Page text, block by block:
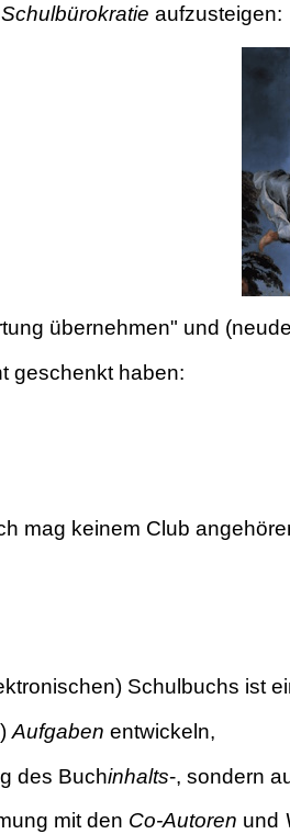
Schulbürokratie aufzusteigen:
übernehmen" und
geschenkt haben:
mag keinem Club
Schulbuchs ist
Aufgaben entwickeln,
des Buchinhalts-, sondern
mit den Co-Autoren und